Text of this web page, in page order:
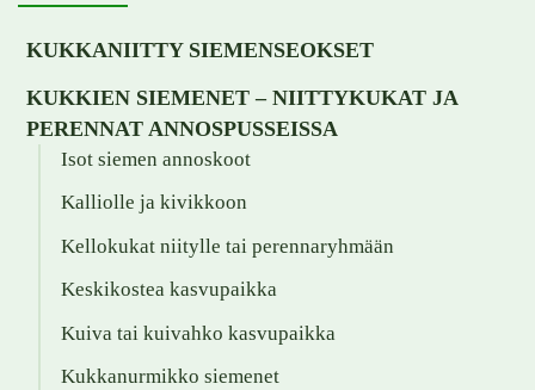
KUKKANIITTY SIEMENSEOKSET
KUKKIEN SIEMENET – NIITTYKUKAT JA
PERENNAT ANNOSPUSSEISSA
Isot siemen annoskoot
Kalliolle ja kivikkoon
Kellokukat niitylle tai perennaryhmään
Keskikostea kasvupaikka
Kuiva tai kuivahko kasvupaikka
Kukkanurmikko siemenet